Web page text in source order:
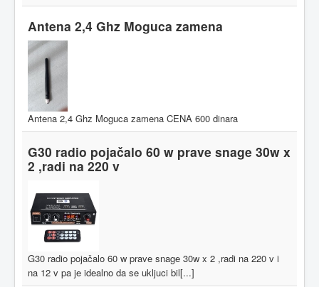
Antena 2,4 Ghz Moguca zamena
Antena 2,4 Ghz Moguca zamena CENA 600 dinara
G30 radio pojačalo 60 w prave snage 30w x
2 ,radi na 220 v
G30 radio pojačalo 60 w prave snage 30w x 2 ,radi na 220 v i
na 12 v pa je idealno da se ukljuci bil[...]